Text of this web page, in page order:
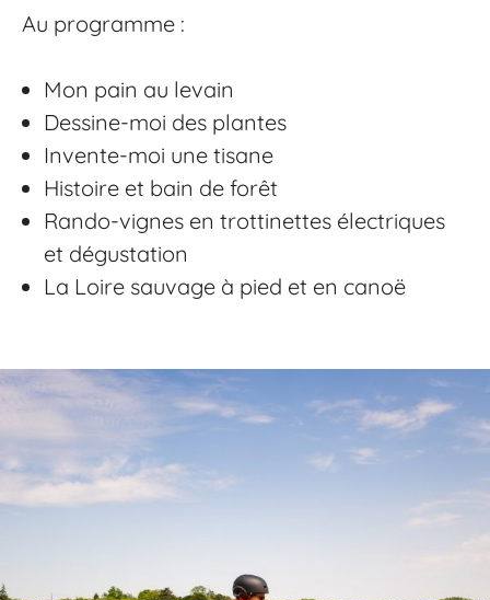
Au programme :
Mon pain au levain
Dessine-moi des plantes
Invente-moi une tisane
Histoire et bain de forêt
Rando-vignes en trottinettes électriques
et dégustation
La Loire sauvage à pied et en canoë